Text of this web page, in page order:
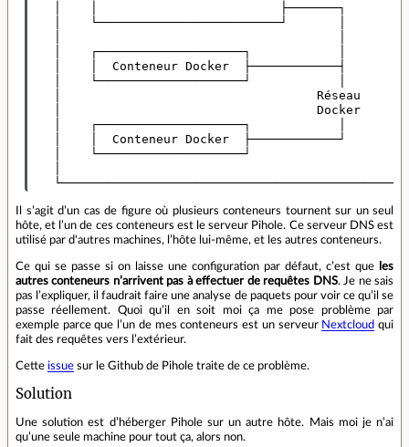
│    │                         ├───────┐
│    └─────────────────────────┘       │
│    ┌────────────────────┐            │
│    │  Conteneur Docker  ├────────────┤
│    └────────────────────┘            │
│                                   Réseau
│                                   Docker
│    ┌────────────────────┐            │
│    │  Conteneur Docker  ├────────────┘
│    └────────────────────┘
Il s’agit d’un cas de figure où plusieurs conteneurs tournent sur un seul
hôte, et l’un de ces conteneurs est le serveur Pihole. Ce serveur DNS est
utilisé par d'autres machines, l’hôte lui-même, et les autres conteneurs.
Ce qui se passe si on laisse une configuration par défaut, c’est que
les
autres conteneurs n’arrivent pas à effectuer de requêtes DNS. Je ne sais
pas l’expliquer, il faudrait faire une analyse de paquets pour voir ce qu’il se
passe réellement. Quoi qu’il en soit moi ça me pose problème par
exemple parce que l’un de mes conteneurs est un serveur Nextcloud qui
fait des requêtes vers l’extérieur.
Cette issue sur le Github de Pihole traite de ce problème.
Solution
Une solution est d’héberger Pihole sur un autre hôte. Mais moi je n’ai
qu’une seule machine pour tout ça, alors non.